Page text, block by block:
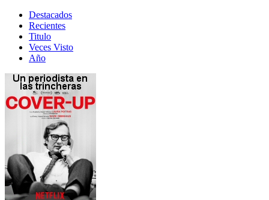
Destacados
Recientes
Titulo
Veces Visto
Año